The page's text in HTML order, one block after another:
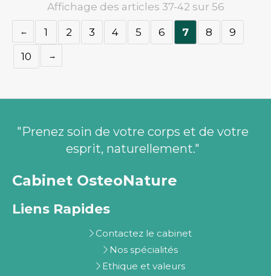
Affichage des articles 37-42 sur 56
1 2 3 4 5 6 7 8
9
10
Cabinet OsteoNature
"Prenez soin de votre corps et de votre
esprit, naturellement."
Liens Rapides
Contactez le cabinet
Nos spécialités
Ethique et valeurs